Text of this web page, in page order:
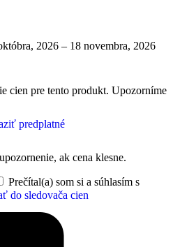
2026 – 18 novembra, 2026
cien pre tento produkt. Upozorníme
predplatné
ak cena klesne.
Prečítal(a) som si a súhlasím s
do sledovača cien